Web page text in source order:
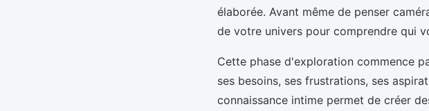
élaborée. Avant même de penser
de votre univers pour comprendre qui
Cette phase d'exploration commence
ses besoins, ses frustrations, ses
connaissance intime permet de créer